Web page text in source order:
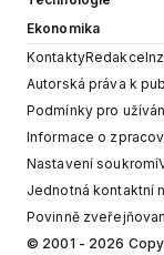
Ekonomika
KontaktyRedakce
Autorská práva k
Podmínky pro
Informace o
Nastavení soukromí
Jednotná kontaktní
Povinně
© 2001 - 2026